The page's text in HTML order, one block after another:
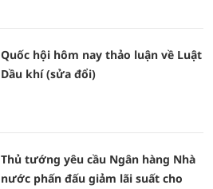
Quốc hội hôm nay thảo luận về Luật
Dầu khí (sửa đổi)
Thủ tướng yêu cầu Ngân hàng Nhà
nước phấn đấu giảm lãi suất cho